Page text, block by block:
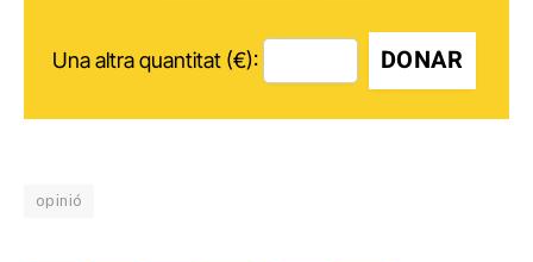
Una altra quantitat (€): DONAR
opinió